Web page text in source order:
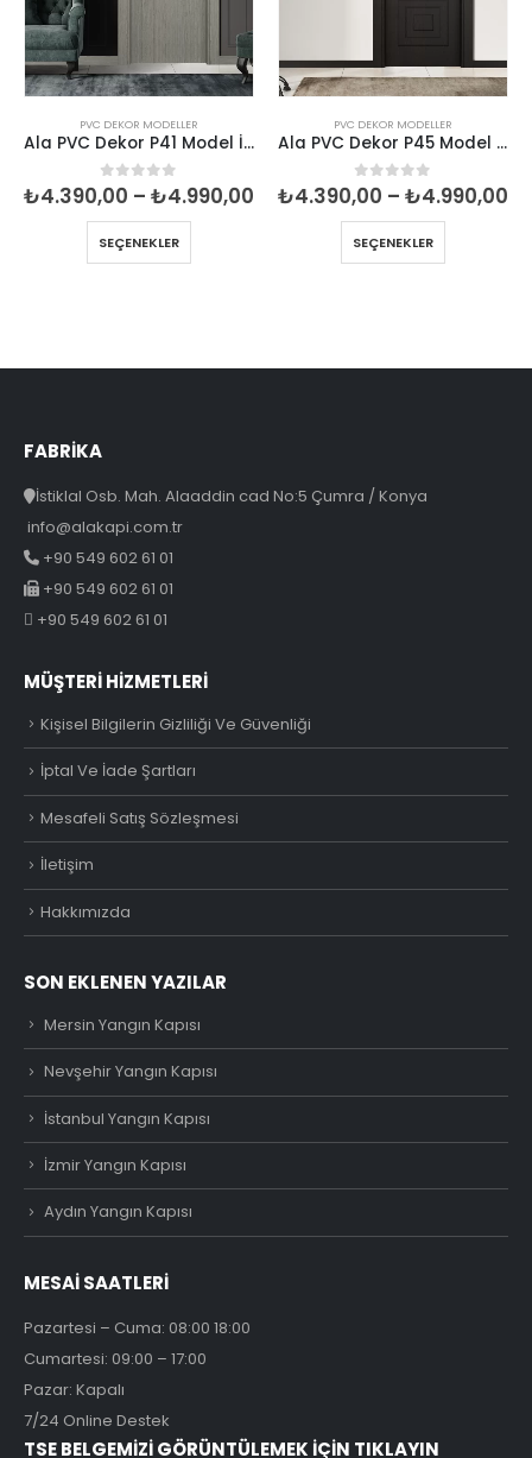
PVC DEKOR MODELLER
Ala PVC Dekor P41 Model İç Oda Kapısı
05 üzerinden
₺4.390,00 – ₺4.990,00 Fiyat
aralığı:
₺4.390,00
₺4.990,00
SEÇENEKLER
PVC DEKOR MODELLER
Ala PVC Dekor P45 Model Oda Kapısı
05 üzerinden
₺4.390,00 – ₺4.990,00
SEÇENEKLER
FABRİKA
İstiklal Osb. Mah. Alaaddin cad No:5 Çumra / Konya
info@alakapi.com.tr
+90 549 602 61 01
+90 549 602 61 01
+90 549 602 61 01
MÜŞTERI HIZMETLERI
Kişisel Bilgilerin Gizliliği Ve Güvenliği
İptal Ve İade Şartları
Mesafeli Satış Sözleşmesi
İletişim
Hakkımızda
SON EKLENEN YAZILAR
Mersin Yangın Kapısı
Nevşehir Yangın Kapısı
İstanbul Yangın Kapısı
İzmir Yangın Kapısı
Aydın Yangın Kapısı
MESAİ SAATLERİ
Pazartesi – Cuma: 08:00 18:00
Cumartesi: 09:00 – 17:00
Pazar: Kapalı
7/24 Online Destek
TSE BELGEMİZİ GÖRÜNTÜLEMEK İÇİN TIKLAYIN